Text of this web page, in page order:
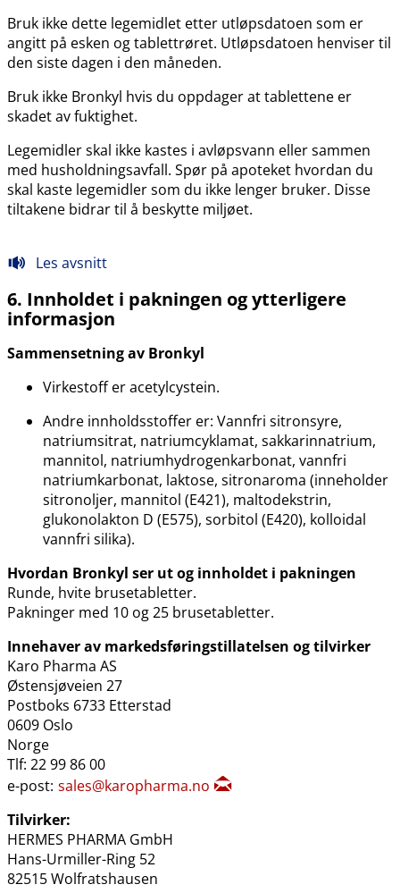
Bruk ikke dette legemidlet etter utløpsdatoen som er
angitt på esken og tablettrøret. Utløpsdatoen henviser til
den siste dagen i den måneden.
Bruk ikke Bronkyl hvis du oppdager at tablettene er
skadet av fuktighet.
Legemidler skal ikke kastes i avløpsvann eller sammen
med husholdningsavfall. Spør på apoteket hvordan du
skal kaste legemidler som du ikke lenger bruker. Disse
tiltakene bidrar til å beskytte miljøet.
Les avsnitt
6. Innholdet i pakningen og ytterligere
informasjon
Sammensetning av Bronkyl
Virkestoff er acetylcystein.
Andre innholdsstoffer er: Vannfri sitronsyre,
natriumsitrat, natriumcyklamat, sakkarinnatrium,
mannitol, natriumhydrogenkarbonat, vannfri
natriumkarbonat, laktose, sitronaroma (inneholder
sitronoljer, mannitol (E421), maltodekstrin,
glukonolakton D (E575), sorbitol (E420), kolloidal
vannfri silika).
Hvordan Bronkyl ser ut og innholdet i pakningen
Runde, hvite brusetabletter.
Pakninger med 10 og 25 brusetabletter.
Innehaver av markedsføringstillatelsen og tilvirker
Karo Pharma AS
Østensjøveien 27
Postboks 6733 Etterstad
0609 Oslo
Norge
Tlf: 22 99 86 00
e-post: sales@karopharma.no
Tilvirker:
HERMES PHARMA GmbH
Hans-Urmiller-Ring 52
82515 Wolfratshausen